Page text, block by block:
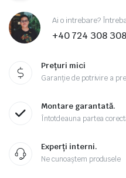
Ai o intrebare?
+40 724 308 308
Prețuri mici
Garanție de potrivire a
Montare garantată.
Întotdeauna partea
Experți interni.
Ne cunoaștem produsele